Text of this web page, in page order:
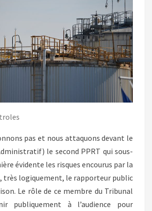
pas et nous attaquons devant le
le second PPRT qui sous-
évidente les risques encourus par la
très logiquement, le rapporteur public
Le rôle de ce membre du Tribunal
publiquement à l’audience pour